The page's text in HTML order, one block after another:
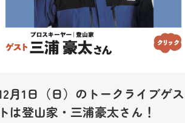
月1日（日）のトークライブゲス
トは登山家・三浦豪太さん！